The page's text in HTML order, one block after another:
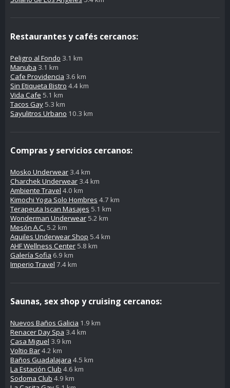
Restaurantes y cafés cercanos:
Peligro al Fondo 3.1 km
Manuba 3.1 km
Cafe Providencia 3.6 km
Sin Etiqueta Bistro 4.4 km
Vida Cafe 5.1 km
Tacos Gay 5.3 km
Sayulitros Urbano 10.3 km
Compras y servicios cercanos:
Mosko Underwear 3.4 km
Charchek Underwear 3.4 km
Ambiente Travel 4.0 km
Kimochi Yoga Solo Hombres 4.7 km
Terapeuta Iscan Masajes 5.1 km
Wonderman Underwear 5.2 km
Mesón A.C. 5.2 km
Aquiles Underwear Shop 5.4 km
AHF Wellness Center 5.8 km
Galería Sofia 6.9 km
Imperio Travel 7.4 km
Saunas, sex shop y cruising cercanos:
Nuevos Baños Galicia 1.9 km
Renacer Day Spa 3.4 km
Casa Miguel 3.9 km
Voltio Bar4.2 km
Baños Guadalajara 4.5 km
La Estación Club 4.6 km
Sodoma Club 4.9 km